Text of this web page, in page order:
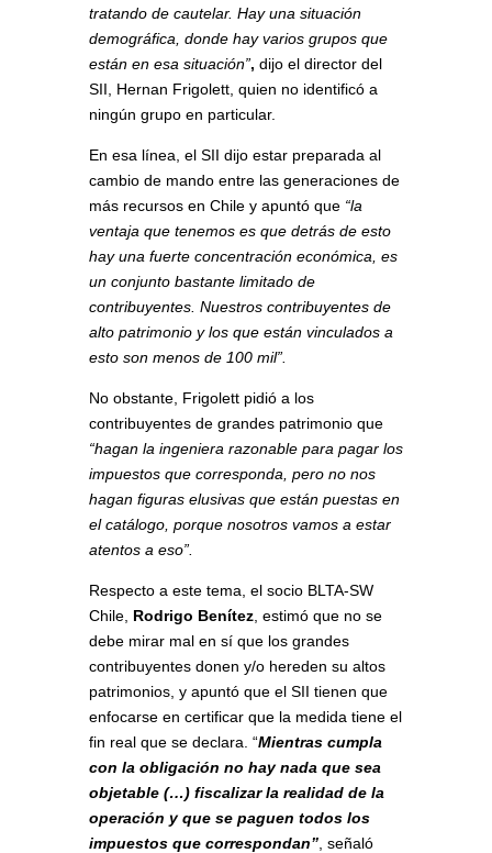
tratando de cautelar. Hay una situación
demográfica, donde hay varios grupos que
están en esa situación”, dijo el director del
SII, Hernan Frigolett, quien no identificó a
ningún grupo en particular.
En esa línea, el SII dijo estar preparada al
cambio de mando entre las generaciones de
más recursos en Chile y apuntó que “la
ventaja que tenemos es que detrás de esto
hay una fuerte concentración económica, es
un conjunto bastante limitado de
contribuyentes. Nuestros contribuyentes de
alto patrimonio y los que están vinculados a
esto son menos de 100 mil”.
No obstante, Frigolett pidió a los
contribuyentes de grandes patrimonio que
“hagan la ingeniera razonable para pagar los
impuestos que corresponda, pero no nos
hagan figuras elusivas que están puestas en
el catálogo, porque nosotros vamos a estar
atentos a eso”.
Respecto a este tema, el socio BLTA-SW
Chile, Rodrigo Benítez, estimó que no se
debe mirar mal en sí que los grandes
contribuyentes donen y/o hereden su altos
patrimonios, y apuntó que el SII tienen que
enfocarse en certificar que la medida tiene el
fin real que se declara. “Mientras cumpla
con la obligación no hay nada que sea
objetable (…) fiscalizar la realidad de la
operación y que se paguen todos los
impuestos que correspondan”, señaló